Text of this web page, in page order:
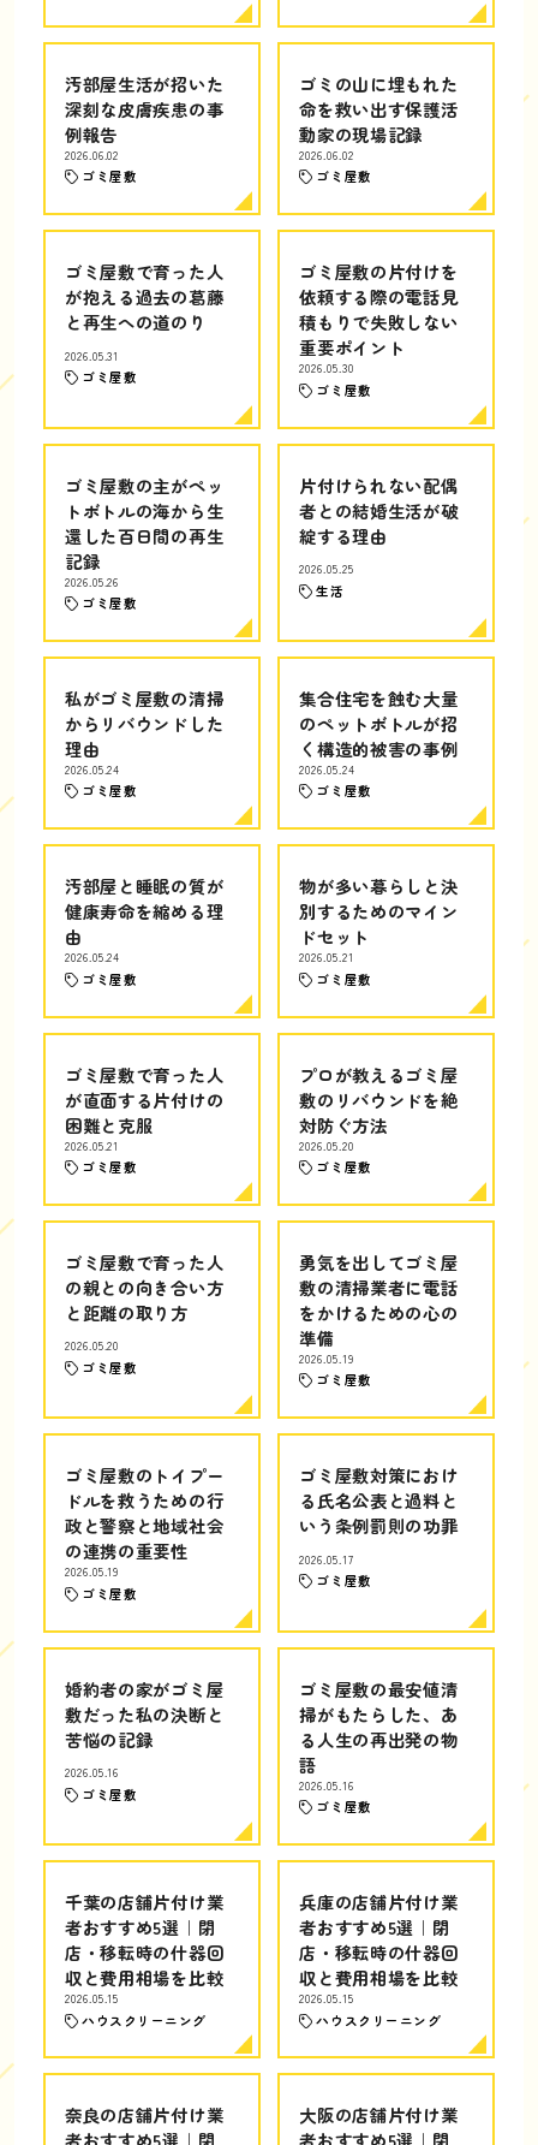
汚部屋生活が招いた
深刻な皮膚疾患の事
例報告
2026.06.02
ゴミ屋敷
ゴミの山に埋もれた
命を救い出す保護活
動家の現場記録
2026.06.02
ゴミ屋敷
ゴミ屋敷で育った人
が抱える過去の葛藤
と再生への道のり
2026.05.31
ゴミ屋敷
ゴミ屋敷の片付けを
依頼する際の電話見
積もりで失敗しない
重要ポイント
2026.05.30
ゴミ屋敷
ゴミ屋敷の主がペッ
トボトルの海から生
還した百日間の再生
記録
2026.05.26
ゴミ屋敷
片付けられない配偶
者との結婚生活が破
綻する理由
2026.05.25
生活
私がゴミ屋敷の清掃
からリバウンドした
理由
2026.05.24
ゴミ屋敷
集合住宅を蝕む大量
のペットボトルが招
く構造的被害の事例
2026.05.24
ゴミ屋敷
汚部屋と睡眠の質が
健康寿命を縮める理
由
2026.05.24
ゴミ屋敷
物が多い暮らしと決
別するためのマイン
ドセット
2026.05.21
ゴミ屋敷
ゴミ屋敷で育った人
が直面する片付けの
困難と克服
2026.05.21
ゴミ屋敷
プロが教えるゴミ屋
敷のリバウンドを絶
対防ぐ方法
2026.05.20
ゴミ屋敷
ゴミ屋敷で育った人
の親との向き合い方
と距離の取り方
2026.05.20
ゴミ屋敷
勇気を出してゴミ屋
敷の清掃業者に電話
をかけるための心の
準備
2026.05.19
ゴミ屋敷
ゴミ屋敷のトイプー
ドルを救うための行
政と警察と地域社会
の連携の重要性
2026.05.19
ゴミ屋敷
ゴミ屋敷対策におけ
る氏名公表と過料と
いう条例罰則の功罪
2026.05.17
ゴミ屋敷
婚約者の家がゴミ屋
敷だった私の決断と
苦悩の記録
2026.05.16
ゴミ屋敷
ゴミ屋敷の最安値清
掃がもたらした、あ
る人生の再出発の物
語
2026.05.16
ゴミ屋敷
千葉の店舗片付け業
者おすすめ5選｜閉
店・移転時の什器回
収と費用相場を比較
2026.05.15
ハウスクリーニング
兵庫の店舗片付け業
者おすすめ5選｜閉
店・移転時の什器回
収と費用相場を比較
2026.05.15
ハウスクリーニング
奈良の店舗片付け業
者おすすめ5選｜閉
大阪の店舗片付け業
者おすすめ5選｜閉